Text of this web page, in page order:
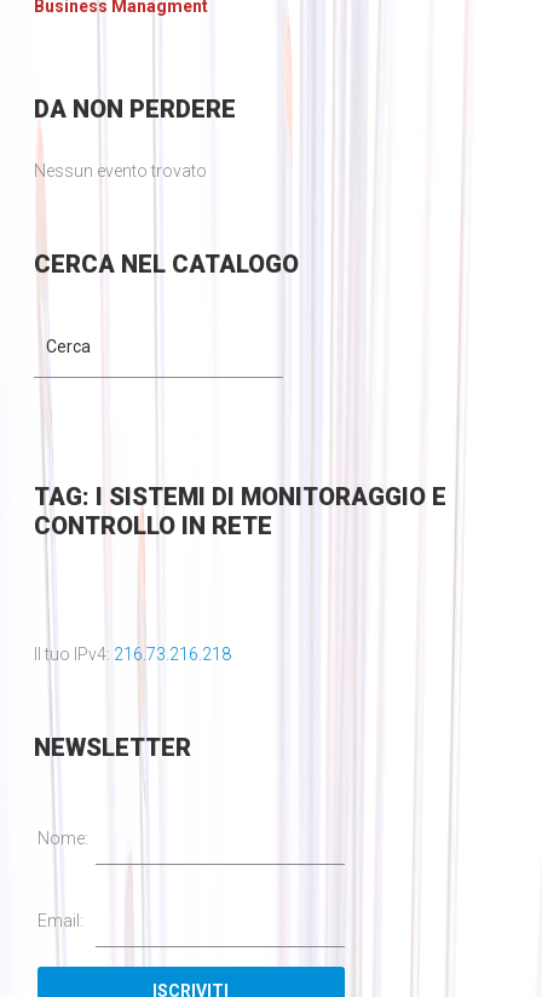
Business Managment
DANON PERDERE
Nessun evento trovato
CERCANEL CATALOGO
TAG: I SISTEMI DI MONITORAGGIO E
CONTROLLO IN RETE
Il tuo IPv4: 216.73.216.218
NEWSLETTER
Nome:
Email: